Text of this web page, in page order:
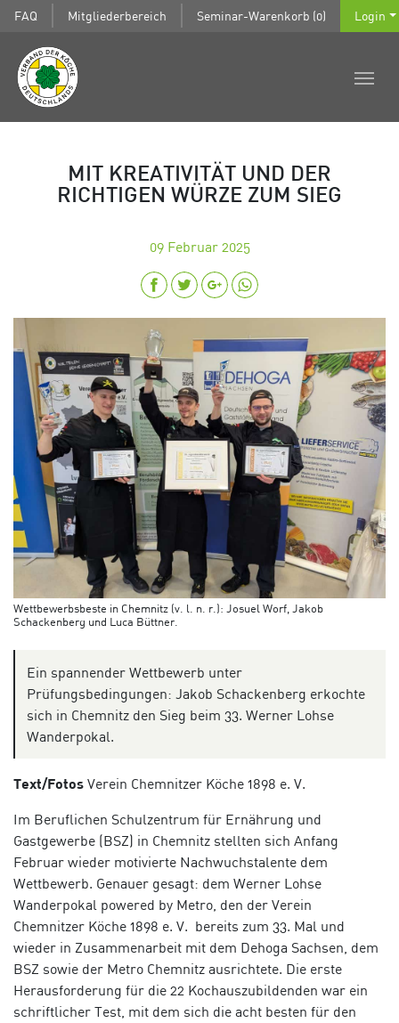
FAQ Mitgliederbereich Seminar-Warenkorb (0) Login
MIT KREATIVITÄT UND DER
RICHTIGEN WÜRZE ZUM SIEG
09 Februar 2025
Wettbewerbsbeste in Chemnitz (v. l. n. r.): Josuel Worf, Jakob
Schackenberg und Luca Büttner.
Ein spannender Wettbewerb unter
Prüfungsbedingungen: Jakob Schackenberg erkochte
sich in Chemnitz den Sieg beim 33. Werner Lohse
Wanderpokal.
Text/Fotos Verein Chemnitzer Köche 1898 e. V.
Im Beruflichen Schulzentrum für Ernährung und
Gastgewerbe (BSZ) in Chemnitz stellten sich Anfang
Februar wieder motivierte Nachwuchstalente dem
Wettbewerb. Genauer gesagt: dem Werner Lohse
Wanderpokal powered by Metro, den der Verein
Chemnitzer Köche 1898 e. V. bereits zum 33. Mal und
wieder in Zusammenarbeit mit dem Dehoga Sachsen, dem
BSZ sowie der Metro Chemnitz ausrichtete. Die erste
Herausforderung für die 22 Kochauszubildenden war ein
schriftlicher Test, mit dem sich die acht besten für den